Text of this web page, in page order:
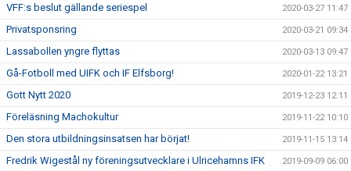
VFF:s beslut gällande seriespel 2020-03-27 11:47
Privatsponsring 2020-03-21 09:34
Lassabollen yngre flyttas 2020-03-13 09:47
Gå-Fotboll med UIFK och IF Elfsborg! 2020-01-22 13:21
Gott Nytt 2020 2019-12-23 12:11
Föreläsning Machokultur 2019-11-22 10:10
Den stora utbildningsinsatsen har börjat! 2019-11-15 13:14
Fredrik Wigestål ny föreningsutvecklare i Ulricehamns IFK 2019-09-09 06:00